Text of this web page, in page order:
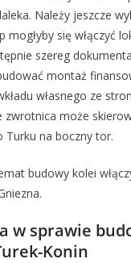
Należy jeszcze
mogłyby się włączyć
szereg
montaż
własnego ze
zwrotnica może
Turku na boczny tor.
budowy kolei
w sprawie
Konin